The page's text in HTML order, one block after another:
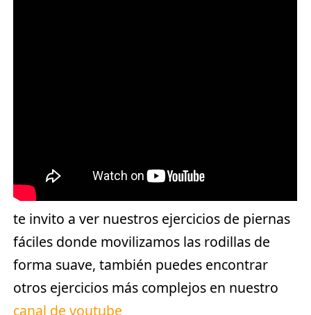
te invito a ver nuestros ejercicios de piernas
fáciles donde movilizamos las rodillas de
forma suave, también puedes encontrar
otros ejercicios más complejos en nuestro
canal de youtube